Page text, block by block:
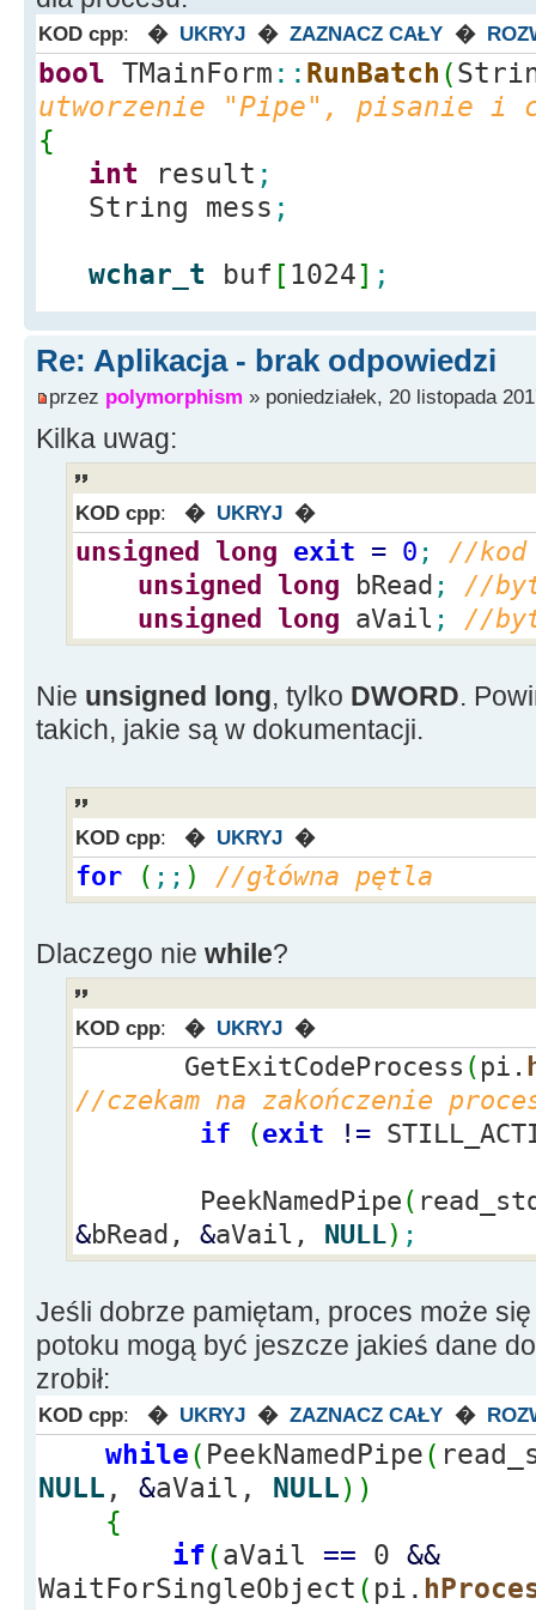
KOD cpp: � UKRYJ � ZAZNACZ CAŁY �
bool TMainForm :: RunBatch (
utworzenie "Pipe", pisanie i
{
int result ;
String mess ;
wchar_t buf [ 1024] ;
STARTUPINFO si ;
SECURITY_ATTRIBUTES sa;
SECURITY_DESCRIPTOR sd
//security information dla
PROCESS_INFORMATION pi
HANDLE
handles
if (IsWinNT())
//
{
NULL,false);
sa.
}
elsesa.
sa.nLength = sizeof(
sa.bInheritHandle = true;
dziedziczenie handles
if
CreatePipe (&read_stdout,&
ErrorMessage("CreatePipe"
}
GetStartupInfo
procesu
si. dwFlags
STARTF_USESTDHANDLES
wShowWindow =SW_HIDE
si.hStdOutput =
Re: Aplikacja - brak odpowiedzi
przez polymorphism » poniedziałek, 20 listopada
Kilka uwag:
KOD cpp: � UKRYJ �
unsigned long exit = 0 ;
//kod
unsigned
long bRead ;
//
unsigned
long aVail ; //
Nie unsigned long, tylko DWORD.
takich, jakie są w dokumentacji.
KOD cpp: � UKRYJ �
for ( ;; ) //główna pętla
Dlaczego nie while?
KOD cpp: � UKRYJ �
GetExitCodeProcess ( pi.
//czekam na zakończenie
if
(exit ! =
PeekNamedPipe (
&bRead, &aVail, NULL) ;
Jeśli dobrze pamiętam, proces może
potoku mogą być jeszcze jakieś dane
zrobił:
KOD cpp: � UKRYJ � ZAZNACZ CAŁY �
while( PeekNamedPipe(
NULL , &aVail, NULL) )
{
if(aVail == 0 &&
WaitForSingleObject ( pi.